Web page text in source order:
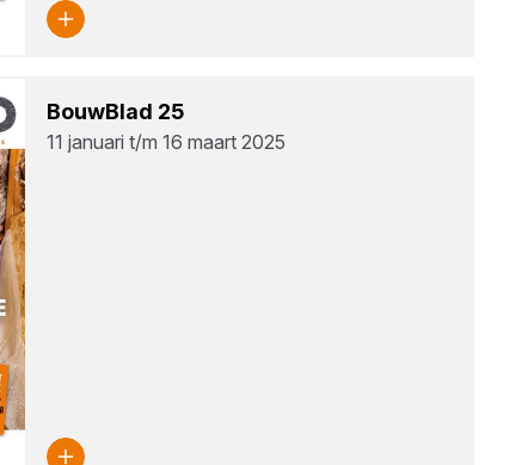
Bouw­Blad 25
11 januari t/m 16 maart 2025